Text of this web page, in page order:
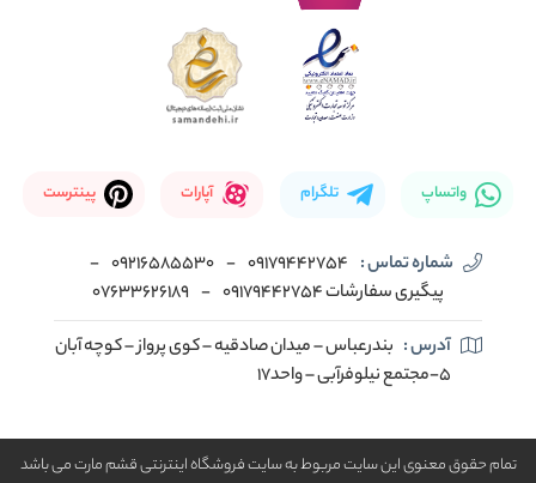
واتساپ تلگرام آپارات پینترست
شماره تماس : 09179442754
-
09216585530
-
پیگیری سفارشات 09179442754
-
07633626189
آدرس : بندرعباس – میدان صادقیه – کوی پرواز – کوچه آبان
5-مجتمع نیلوفرآبی – واحد17
تمام حقوق معنوی این سایت مربوط به سایت فروشگاه اینترنتی قشم مارت می باشد